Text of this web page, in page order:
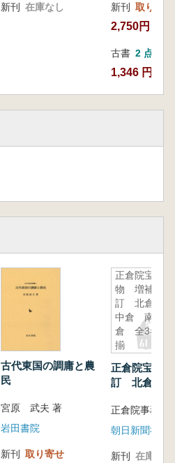
新刊 在庫なし 新刊 取り寄せ
2,750円
古書 2 点
1,346 円~
古代東国の調庸と農
民
宮原 武夫 著
岩田書院
新刊 取り寄せ
正倉院宝
物 増補改
訂 北倉
中倉 南
倉 全3巻
揃
正倉院宝物
訂 北倉
正倉院事務
朝日新聞社
新刊 在庫なし